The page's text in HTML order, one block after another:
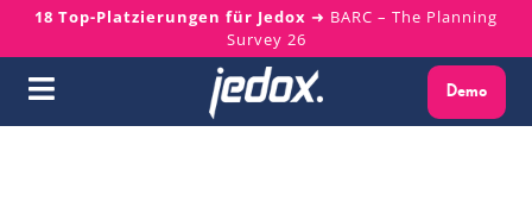
Skip
content
18 Top-Platzierungen für Jedox ➜ BARC – The Planning
Survey 26
Toggle
Demo